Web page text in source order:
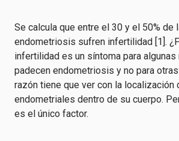
Se calcula que entre el 30 y el 50% de
endometriosis sufren infertilidad [1].
infertilidad es un síntoma para algunas
padecen endometriosis y no para
razón tiene que ver con la localización
endometriales dentro de su cuerpo.
es el único factor.